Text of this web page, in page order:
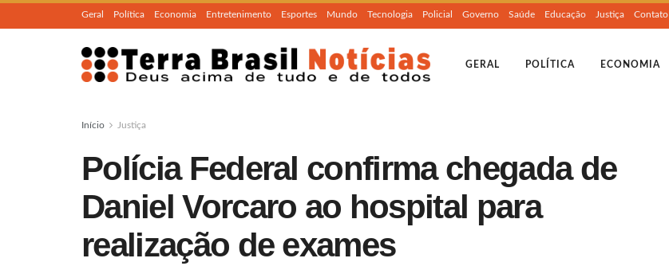
Geral Política Economia Entretenimento Esportes Mundo Tecnologia Policial Governo Saúde Educação Justiça Contato
GERAL POLÍTICA ECONOMIA
Início Justiça
Polícia Federal confirma chegada de
Daniel Vorcaro ao hospital para
realização de exames